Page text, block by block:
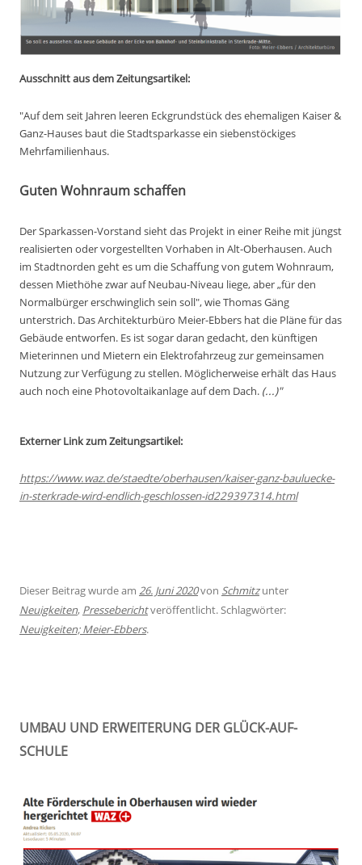
Ausschnitt aus dem Zeitungsartikel:
"Auf dem seit Jahren leeren Eckgrundstück des ehemaligen Kaiser &
Ganz-Hauses baut die Stadtsparkasse ein siebenstöckiges
Mehrfamilienhaus.
Guten Wohnraum schaffen
Der Sparkassen-Vorstand sieht das Projekt in einer Reihe mit jüngst
realisierten oder vorgestellten Vorhaben in Alt-Oberhausen. Auch
im Stadtnorden geht es um die Schaffung von gutem Wohnraum,
dessen Miethöhe zwar auf Neubau-Niveau liege, aber „für den
Normalbürger erschwinglich sein soll", wie Thomas Gäng
unterstrich. Das Architekturbüro Meier-Ebbers hat die Pläne für das
Gebäude entworfen. Es ist sogar daran gedacht, den künftigen
Mieterinnen und Mietern ein Elektrofahrzeug zur gemeinsamen
Nutzung zur Verfügung zu stellen. Möglicherweise erhält das Haus
auch noch eine Photovoltaikanlage auf dem Dach. (...)"
Externer Link zum Zeitungsartikel:
https://www.waz.de/staedte/oberhausen/kaiser-ganz-bauluecke-
in-sterkrade-wird-endlich-geschlossen-id229397314.html
Dieser Beitrag wurde am 26. Juni 2020von Schmitzunter
Neuigkeiten, Presseberichtveröffentlicht. Schlagwörter:
Neuigkeiten; Meier-Ebbers.
UMBAU UND ERWEITERUNG DER GLÜCK-AUF-
SCHULE